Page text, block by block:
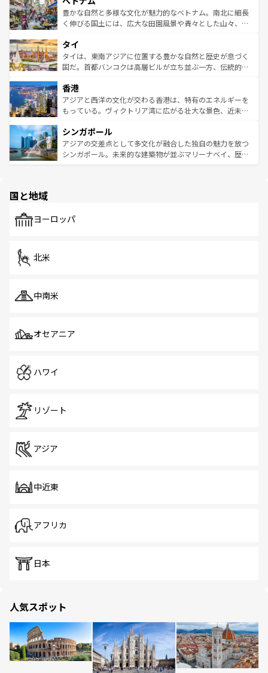
が味わえる。 なお、新着の台湾情報は コンテンツ一覧を参
照してほしい。
できる。そして、キムチや焼肉、絶品のストリートフード
まで、さまざまな韓国料理が待っている。夜には、韓国な
リティに包まれながら、韓国の多彩な魅力を心ゆくまで味
わってみてほしい。 なお、新着の韓国情報はコンテンツ一
覧を参照してほしい。
豊かな自然と多様な文化が魅力的なベトナム。南北に細長
く伸びる国土には、広大な田園風景や青々とした山々、世
急速な発展と共に伝統が息づく。ハノイの古い町並みやホ
ーチミン市のフランス統治時代の建物も、独特の雰囲気を
醸し出している。また、バラエティの豊かさとおいしさで
とつ。フォーやバインミー、ベトナムコーヒーなどは、ぜ
ひ現地で味わいたい。どの地域を訪れてもあたたかい人々
が旅行者を迎えてくれるので、きっと忘れられない旅にな
参照してほしい。
タイ
タイは、東南アジアに位置する豊かな自然と歴史が息づく
国だ。首都バンコクは高層ビルが立ち並ぶ一方、伝統的な
の活気が交差している。北部ではチェンマイなどの山岳地
帯で自然と触れ合い、南部ではプーケットやクラビの美し
いビーチでリゾート気分を楽しむことができる。タイ料理
激する。気候は一年中温暖で、どの季節にも異なる楽しみ
が待っている。親しみやすいタイの人々、仏教を中心とし
た文化、そして多様な観光資源が、訪れる旅人を魅了し続
香港
アジアと西洋の文化が交わる香港は、特有のエネルギーを
もっている。ヴィクトリア湾に広がる壮大な景色、近未来
み、どこを訪れても感動するはず。観光スポットが密集し
ており、効率よく見どころを回れるのも魅力。息をのむよ
うな絶景から文化的な体験まで、香港を存分に楽しみ尽く
シンガポール
アジアの交差点として多文化が融合した独自の魅力を放つ
シンガポール。未来的な建築物が並ぶマリーナベイ、歴史
で、ホーカーズは地元の風情を楽しめる外せないスポット
国と地域
ヨーロッパ
北米
中南米
オセアニア
ハワイ
リゾート
アジア
中近東
アフリカ
日本
人気スポット